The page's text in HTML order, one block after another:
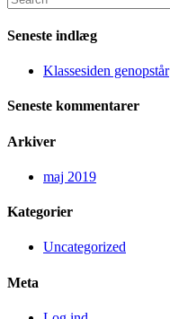
Seneste indlæg
Klassesiden genopstår
Seneste kommentarer
Arkiver
maj 2019
Kategorier
Uncategorized
Meta